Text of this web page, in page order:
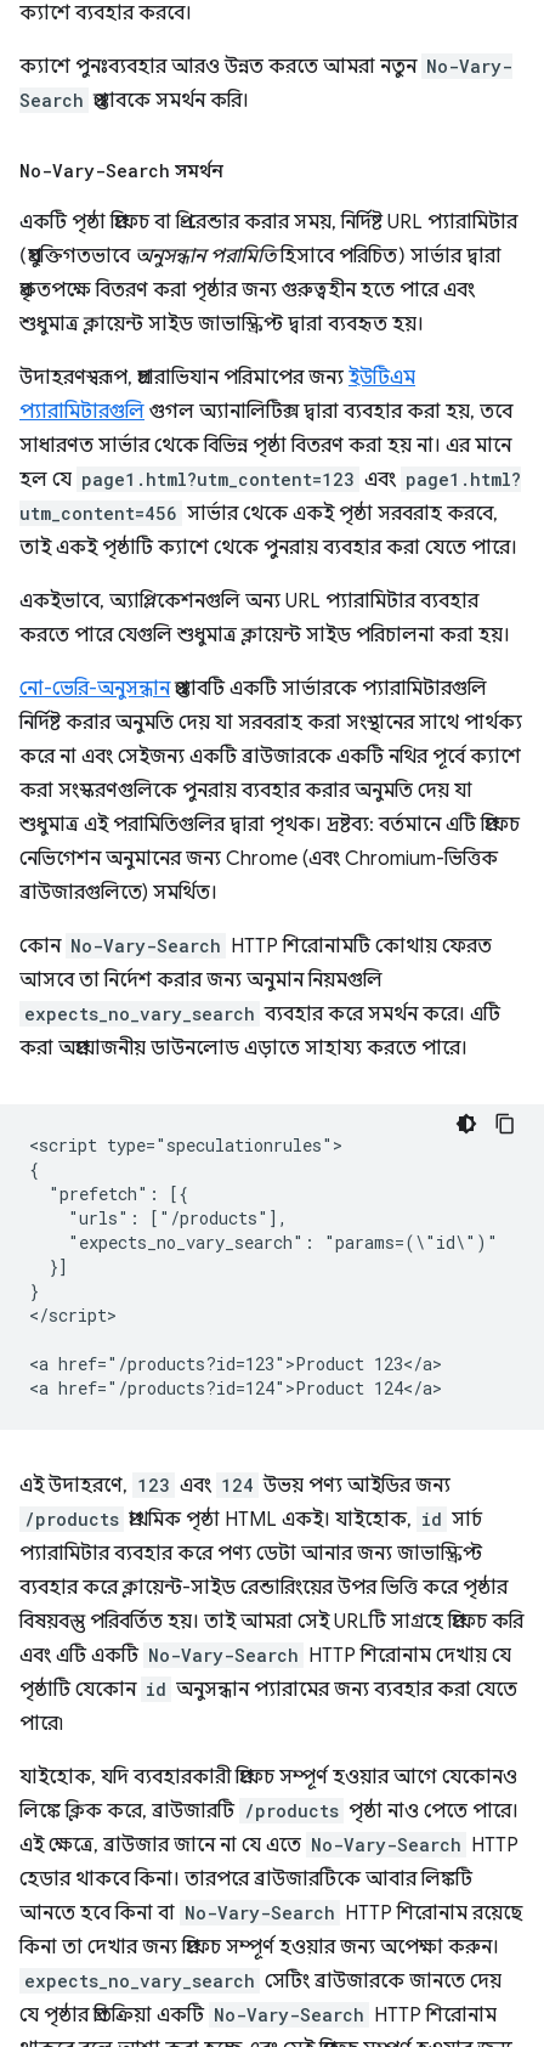
ক্যাশে ব্যবহার করবে।
ক্যাশে পুনঃব্যবহার আরও উন্নত করতে আমরা নতুন No-Vary-
Search প্রস্তাবকে সমর্থন করি।
No-Vary-Search সমর্থন
একটি পৃষ্ঠা প্রিফেচ বা প্রি-রেন্ডার করার সময়, নির্দিষ্ট URL প্যারামিটার
(প্রযুক্তিগতভাবে অনুসন্ধান পরামিতিহিসাবে পরিচিত) সার্ভার দ্বারা
প্রকৃতপক্ষে বিতরণ করা পৃষ্ঠার জন্য গুরুত্বহীন হতে পারে এবং
শুধুমাত্র ক্লায়েন্ট সাইড জাভাস্ক্রিপ্ট দ্বারা ব্যবহৃত হয়।
উদাহরণস্বরূপ, প্রচারাভিযান পরিমাপের জন্য ইউটিএম
প্যারামিটারগুলি গুগল অ্যানালিটিক্স দ্বারা ব্যবহার করা হয়, তবে
সাধারণত সার্ভার থেকে বিভিন্ন পৃষ্ঠা বিতরণ করা হয় না। এর মানে
হল যে page1.html?utm_content=123 এবং page1.html?
utm_content=456 সার্ভার থেকে একই পৃষ্ঠা সরবরাহ করবে,
তাই একই পৃষ্ঠাটি ক্যাশে থেকে পুনরায় ব্যবহার করা যেতে পারে।
একইভাবে, অ্যাপ্লিকেশনগুলি অন্য URL প্যারামিটার ব্যবহার
করতে পারে যেগুলি শুধুমাত্র ক্লায়েন্ট সাইড পরিচালনা করা হয়।
নো-ভেরি-অনুসন্ধানপ্রস্তাবটি একটি সার্ভারকে প্যারামিটারগুলি
নির্দিষ্ট করার অনুমতি দেয় যা সরবরাহ করা সংস্থানের সাথে পার্থক্য
করে না এবং সেইজন্য একটি ব্রাউজারকে একটি নথির পূর্বে ক্যাশে
করা সংস্করণগুলিকে পুনরায় ব্যবহার করার অনুমতি দেয় যা
শুধুমাত্র এই পরামিতিগুলির দ্বারা পৃথক। দ্রষ্টব্য: বর্তমানে এটি প্রিফেচ
নেভিগেশন অনুমানের জন্য Chrome (এবং Chromium-ভিত্তিক
ব্রাউজারগুলিতে) সমর্থিত।
কোন No-Vary-Search HTTP শিরোনামটি কোথায় ফেরত
আসবে তা নির্দেশ করার জন্য অনুমান নিয়মগুলি
expects_no_vary_search ব্যবহার করে সমর্থন করে। এটি
করা অপ্রয়োজনীয় ডাউনলোড এড়াতে সাহায্য করতে পারে।
<script type="speculationrules">
{
  "prefetch": [{
    "urls": ["/products"],
    "expects_no_vary_search": "params=(\"id\")"
  }]
}
</script>
<a href="/products?id=123">Product 123</a>
এই উদাহরণে, 123 এবং 124 উভয় পণ্য আইডির জন্য
/products প্রাথমিক পৃষ্ঠা HTML একই। যাইহোক, id সার্চ
প্যারামিটার ব্যবহার করে পণ্য ডেটা আনার জন্য জাভাস্ক্রিপ্ট
ব্যবহার করে ক্লায়েন্ট-সাইড রেন্ডারিংয়ের উপর ভিত্তি করে পৃষ্ঠার
বিষয়বস্তু পরিবর্তিত হয়। তাই আমরা সেই URLটি সাগ্রহে প্রিফেচ করি
এবং এটি একটি No-Vary-Search HTTP শিরোনাম দেখায় যে
পৃষ্ঠাটি যেকোন id অনুসন্ধান প্যারামের জন্য ব্যবহার করা যেতে
পারে৷
যাইহোক, যদি ব্যবহারকারী প্রিফেচ সম্পূর্ণ হওয়ার আগে যেকোনও
লিঙ্কে ক্লিক করে, ব্রাউজারটি /products পৃষ্ঠা নাও পেতে পারে।
এই ক্ষেত্রে, ব্রাউজার জানে না যে এতে No-Vary-Search HTTP
হেডার থাকবে কিনা। তারপরে ব্রাউজারটিকে আবার লিঙ্কটি
আনতে হবে কিনা বা No-Vary-Search HTTP শিরোনাম রয়েছে
কিনা তা দেখার জন্য প্রিফেচ সম্পূর্ণ হওয়ার জন্য অপেক্ষা করুন।
expects_no_vary_search সেটিং ব্রাউজারকে জানতে দেয়
যে পৃষ্ঠার প্রতিক্রিয়া একটি No-Vary-Search HTTP শিরোনাম